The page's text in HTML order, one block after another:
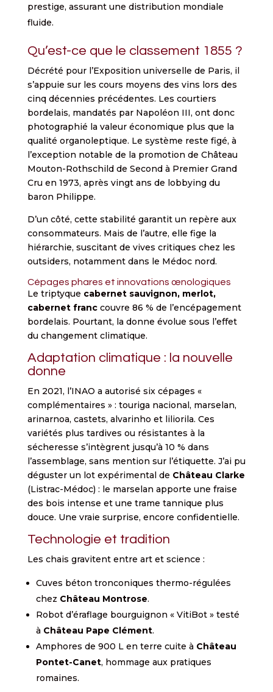
prestige, assurant une distribution mondiale
fluide.
Qu’est-ce que le classement 1855 ?
Décrété pour l’Exposition universelle de Paris, il
s’appuie sur les cours moyens des vins lors des
cinq décennies précédentes. Les courtiers
bordelais, mandatés par Napoléon III, ont donc
photographié la valeur économique plus que la
qualité organoleptique. Le système reste figé, à
l’exception notable de la promotion de Château
Mouton-Rothschild de Second à Premier Grand
Cru en 1973, après vingt ans de lobbying du
baron Philippe.
D’un côté, cette stabilité garantit un repère aux
consommateurs. Mais de l’autre, elle fige la
hiérarchie, suscitant de vives critiques chez les
outsiders, notamment dans le Médoc nord.
Cépages phares et innovations œnologiques
Le triptyque cabernet sauvignon, merlot,
cabernet franccouvre 86 % de l’encépagement
bordelais. Pourtant, la donne évolue sous l’effet
du changement climatique.
Adaptation climatique : la nouvelle
donne
En 2021, l’INAO a autorisé six cépages «
complémentaires » : touriga nacional, marselan,
arinarnoa, castets, alvarinho et liliorila. Ces
variétés plus tardives ou résistantes à la
sécheresse s’intègrent jusqu’à 10 % dans
l’assemblage, sans mention sur l’étiquette. J’ai pu
déguster un lot expérimental de Château Clarke
(Listrac-Médoc) : le marselan apporte une fraise
des bois intense et une trame tannique plus
douce. Une vraie surprise, encore confidentielle.
Technologie et tradition
Les chais gravitent entre art et science :
Cuves béton tronconiques thermo-régulées
chez Château Montrose.
Robot d’éraflage bourguignon « VitiBot » testé
à Château Pape Clément.
Amphores de 900 L en terre cuite à Château
Pontet-Canet, hommage aux pratiques
romaines.